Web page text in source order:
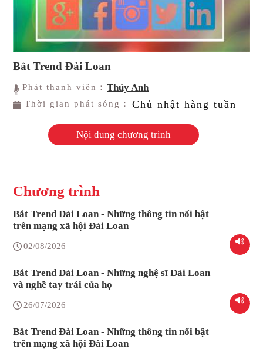
Bắt Trend Đài Loan
Phát thanh viên：Thúy Anh
Thời gian phát sóng： Chủ nhật hàng tuần
Nội dung chương trình
Chương trình
Bắt Trend Đài Loan - Những thông tin nổi bật
trên mạng xã hội Đài Loan
02/08/2026
Bắt Trend Đài Loan - Những nghệ sĩ Đài Loan
và nghề tay trái của họ
26/07/2026
Bắt Trend Đài Loan - Những thông tin nổi bật
trên mạng xã hội Đài Loan